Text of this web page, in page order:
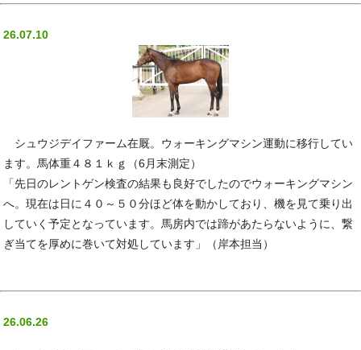
26.07.10
シュウジデイファーム在厩。ウォーキングマシン運動に移行してい
ます。馬体重４８１ｋｇ（6月末測定）
「先日のレントゲン検査の結果も良好でしたのでウォーキングマシン
へ。現在は日に４０～５０分ほど体を動かしており、機を見て乗り出
していく予定となっています。馬房内では蹄があたらないように、繋
ぎ当てを厚めに巻いて対処しています」（岸本担当）
26.06.26